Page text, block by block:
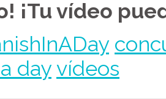
¡Tu vídeo
dayvídeos